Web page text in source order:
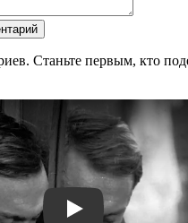
Станьте первым, кто
Смотреть трейлер